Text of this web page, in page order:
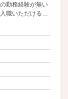
勤務経験が無い
職いただけるか
徒歩2分